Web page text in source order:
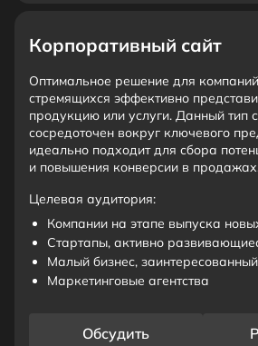
Корпоративный сайт
Оптимальное решение для
стремящихся эффективно
продукцию или услуги. Данный тип
сосредоточен вокруг ключевого
идеально подходит для сбора
и повышения конверсии в
Целевая аудитория:
Компании на этапе выпуска
Стартапы, активно
Малый бизнес,
Маркетинговые агентства
Обсудить